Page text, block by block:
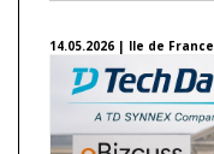
14.05.2026 | Ile de France